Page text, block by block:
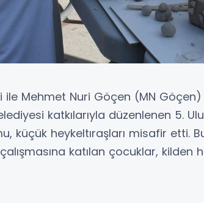
ile Mehmet Nuri Göçen (MN
katkılarıyla düzenlenen 5.
küçük heykeltıraşları misafir etti.
katılan çocuklar, kilden